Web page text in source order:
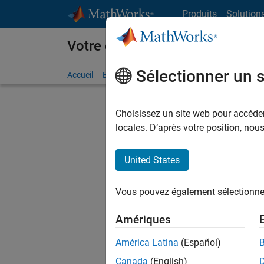
Produits
Votre carrière chez MathWorks
Accueil Explorer nos opportunités Adresses de
d'offre
Les
Sélectionner un
Choisissez un site web pour
locales. D’après votre position,
United States
Vous pouvez également
Amériques
América Latina (Español)
Canada (English)